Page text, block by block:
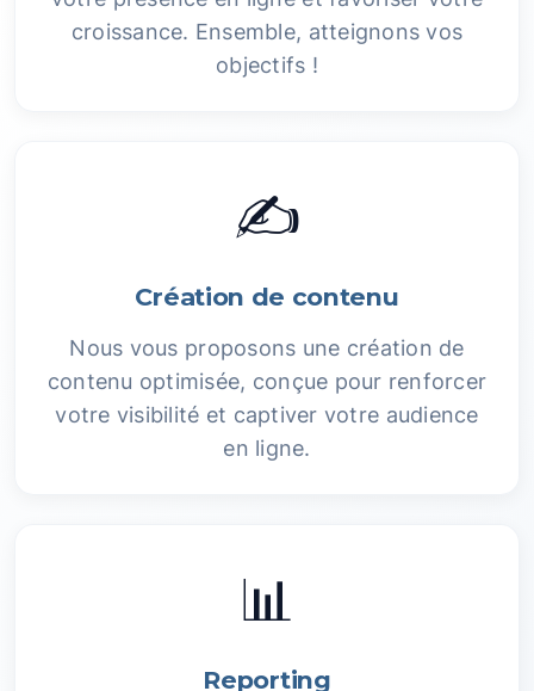
croissance. Ensemble, atteignons vos
objectifs !
✍️
Création de contenu
Nous vous proposons une création de
contenu optimisée, conçue pour renforcer
votre visibilité et captiver votre audience
en ligne.
📊
Reporting